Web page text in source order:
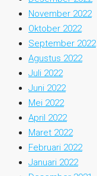
November 2022
Oktober 2022
September 2022
Agustus 2022
Juli 2022
Juni 2022
Mei 2022
April 2022
Maret 2022
Februari 2022
Januari 2022